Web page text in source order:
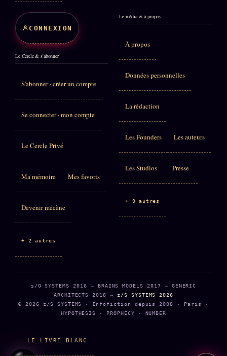
CONNEXION
Le Cercle & s'abonner
S'abonner · créer un compte
Se connecter · mon compte
Le Cercle Privé
Ma mémoire Mes favoris
Devenir mécène
+ 2 autres
Le média & à propos
À propos
Données personnelles
La rédaction
Les Founders Les auteurs
Les Studios Presse
+ 9 autres
s/O SYSTEMS 2016 → BRAINS MODELS 2017 → GENERIC
ARCHITECTS 2018 → z/S SYSTEMS 2026
© 2026 z/S SYSTEMS · Infofiction depuis 2008 · Paris ·
HYPOTHESIS · PROPHECY · NUMBER
LE LIVRE BLANC